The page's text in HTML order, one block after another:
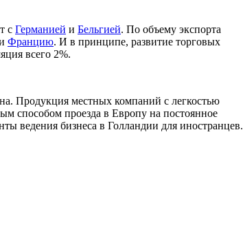
с Германией и Бельгией. По объему экспорта
Францию. И в принципе, развитие торговых
всего 2%.
Продукция местных компаний с легкостью
способом проезда в Европу на постоянное
ведения бизнеса в Голландии для иностранцев.